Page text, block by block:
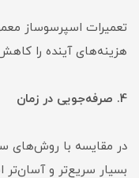
تعمیرات اسپرسوساز
هزینه‌های آینده را
4. صرفه‌جویی در زمان
در مقایسه با روش‌های
بسیار سریع‌تر و